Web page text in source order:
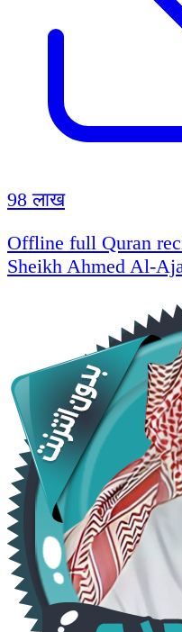
98 लाख
Offline full Quran
Sheikh Ahmed Al-